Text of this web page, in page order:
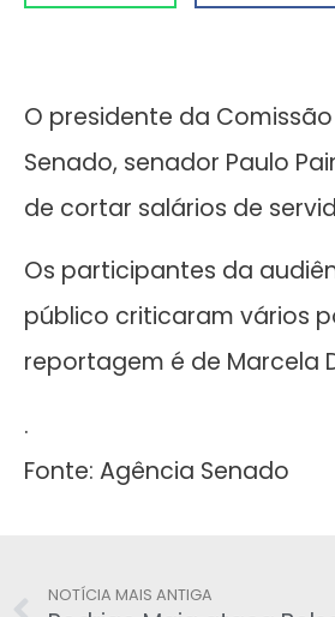
O presidente da
Senado, senador Paulo
de cortar salários de
Os participantes da
público criticaram vários
reportagem é de Marcela
.
Fonte: Agência Senado
NOTÍCIA MAIS ANTIGA